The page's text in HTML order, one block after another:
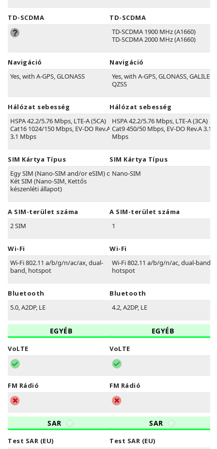
TD-SCDMA
Navigáció
Yes, with A-GPS, GLONASS
Hálózat sebesség
HSPA 42.2/5.76 Mbps, LTE-A (5CA)
Cat16 1024/150 Mbps, EV-DO Rev.A
3.1 Mbps
SIM Kártya Típus
Egy SIM (Nano-SIM and/or eSIM) or
Két SIM (Nano-SIM, Kettős
készenléti állapot)
A SIM-terület száma
2 SIM
Wi-Fi
Wi-Fi 802.11 a/b/g/n/ac/ax, dual-
band, hotspot
Bluetooth
5.0, A2DP, LE
EGYÉB
VoLTE
FM Rádió
SAR
Test SAR (EU)
TD-SCDMA
TD-SCDMA 1900 MHz (A1660)
TD-SCDMA 2000 MHz (A1660)
Navigáció
Yes, with A-GPS, GLONASS, GALILEO,
QZSS
Hálózat sebesség
HSPA 42.2/5.76 Mbps, LTE-A (3CA)
Cat9 450/50 Mbps, EV-DO Rev.A 3.1
Mbps
SIM Kártya Típus
Nano-SIM
A SIM-terület száma
1
Wi-Fi
Wi-Fi 802.11 a/b/g/n/ac, dual-band,
hotspot
Bluetooth
4.2, A2DP, LE
EGYÉB
VoLTE
FM Rádió
SAR
Test SAR (EU)